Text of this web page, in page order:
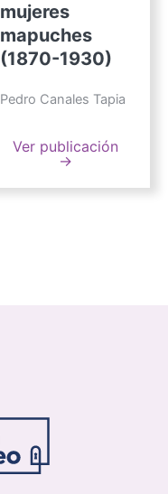
mujeres
mapuches
(1870-1930)
Pedro Canales Tapia
Ver publicación
→